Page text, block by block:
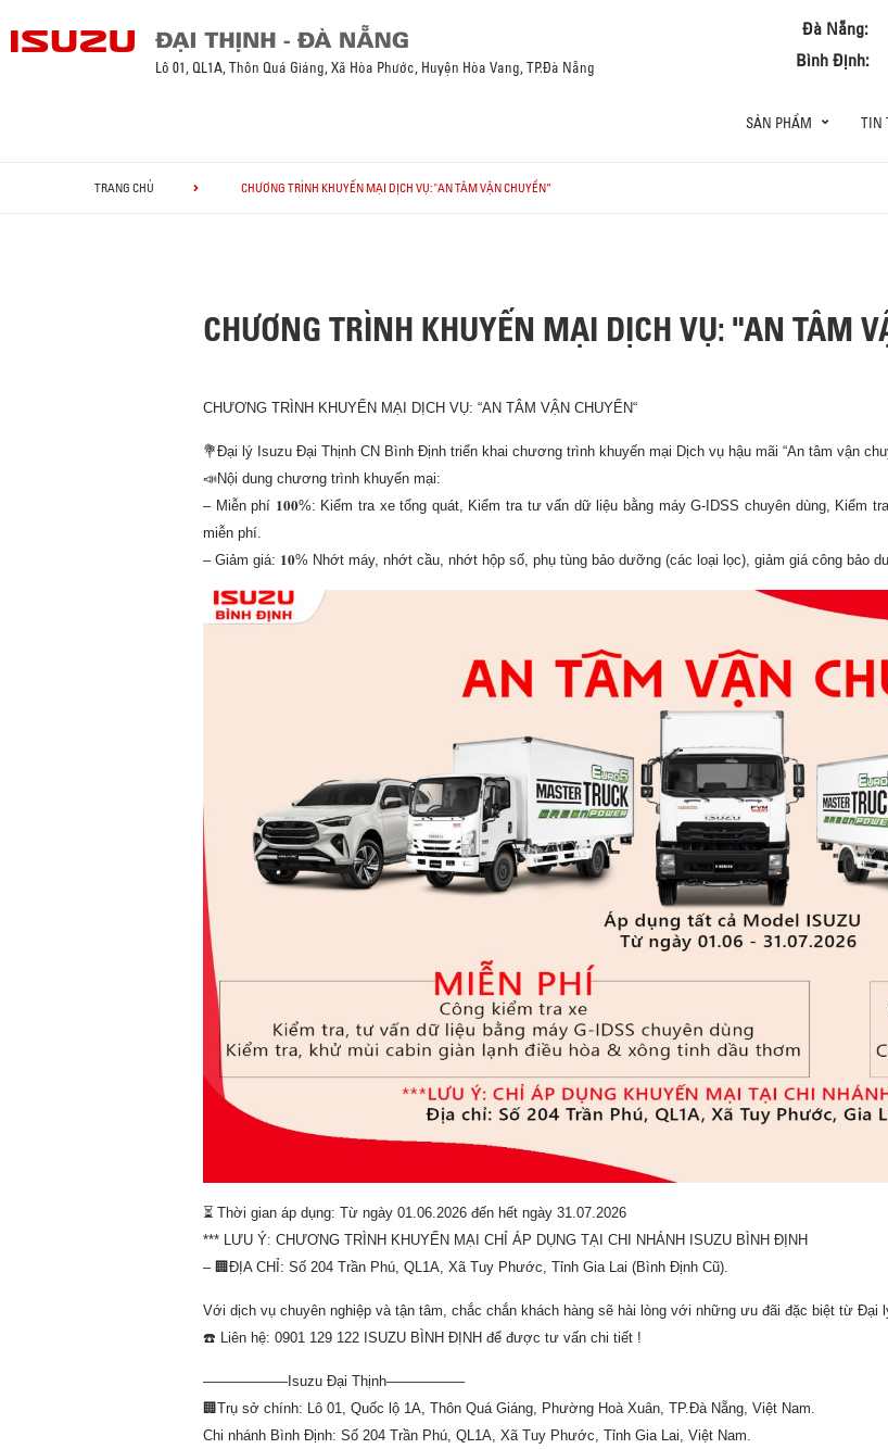
Đà Nẵng:
Bình Định:
Lô 01, QL1A, Thôn Quá Giáng, Xã Hòa Phước, Huyện Hòa Vang, TP.Đà Nẵng
SẢN PHẨM TIN
TRANG CHỦ CHƯƠNG TRÌNH KHUYẾN MẠI DỊCH VỤ: "AN TÂM VẬN CHUYỂN“
CHƯƠNG TRÌNH KHUYẾN MẠI DỊCH VỤ: "AN TÂM
CHƯƠNG TRÌNH KHUYẾN MẠI DỊCH VỤ: “AN TÂM VẬN CHUYỂN“
💐Đại lý Isuzu Đại Thịnh CN Bình Định triển khai chương trình khuyến mại Dịch vụ hậu mãi “An tâm vận
📣Nội dung chương trình khuyến mại:
– Miễn phí 𝟏𝟎𝟎%: Kiểm tra xe tổng quát, Kiểm tra tư vấn dữ liệu bằng máy G-IDSS chuyên dùng, Kiểm
miễn phí.
– Giảm giá: 𝟏𝟎% Nhớt máy, nhớt cầu, nhớt hộp số, phụ tùng bảo dưỡng (các loại lọc), giảm giá công bảo
⏳ Thời gian áp dụng: Từ ngày 01.06.2026 đến hết ngày 31.07.2026
*** LƯU Ý: CHƯƠNG TRÌNH KHUYẾN MẠI CHỈ ÁP DỤNG TẠI CHI NHÁNH ISUZU BÌNH ĐỊNH
– 🏢ĐỊA CHỈ: Số 204 Trần Phú, QL1A, Xã Tuy Phước, Tỉnh Gia Lai (Bình Định Cũ).
Với dịch vụ chuyên nghiệp và tận tâm, chắc chắn khách hàng sẽ hài lòng với những ưu đãi đặc biệt từ Đại
☎️ Liên hệ: 0901 129 122 ISUZU BÌNH ĐỊNH để được tư vấn chi tiết !
——————Isuzu Đại Thịnh—————–
🏢Trụ sở chính: Lô 01, Quốc lộ 1A, Thôn Quá Giáng, Phường Hoà Xuân, TP.Đà Nẵng, Việt Nam.
Chi nhánh Bình Định: Số 204 Trần Phú, QL1A, Xã Tuy Phước, Tỉnh Gia Lai, Việt Nam.